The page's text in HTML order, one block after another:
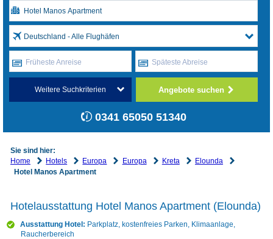
Deutschland - Alle Flughäfen
Früheste Anreise Späteste Abreise
Weitere Suchkriterien Angebote suchen
0341 65050 51340
Sie sind hier:
Home
Hotels Europa Europa Kreta
Elounda
Hotel Manos Apartment
Hotelausstattung Hotel Manos Apartment (Elounda)
Ausstattung Hotel: Parkplatz, kostenfreies Parken, Klimaanlage,
Raucherbereich